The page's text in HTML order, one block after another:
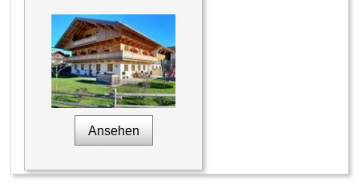
Ansehen